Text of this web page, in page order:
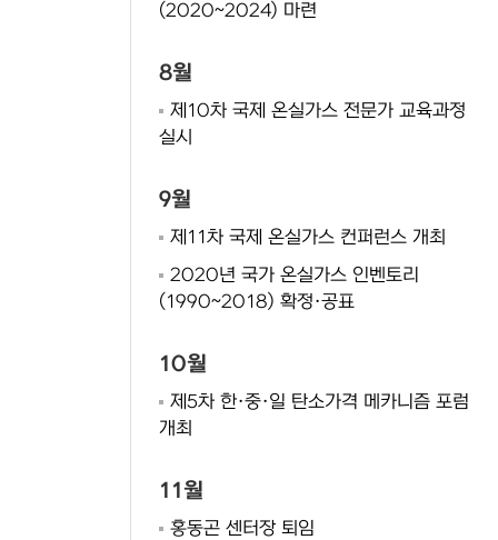
(2020~2024) 마련
8월
제10차 국제 온실가스 전문가 교육과정
실시
9월
제11차 국제 온실가스 컨퍼런스 개최
2020년 국가 온실가스 인벤토리
(1990~2018) 확정·공표
10월
제5차 한·중·일 탄소가격 메카니즘 포럼
개최
11월
홍동곤 센터장 퇴임